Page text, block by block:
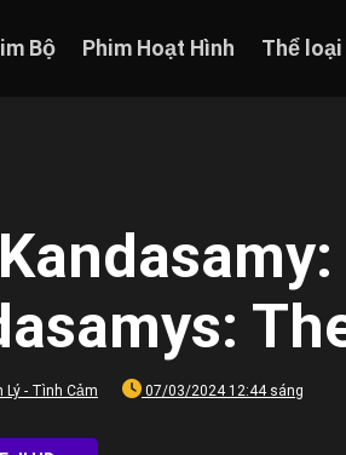
Bộ Phim Hoạt Hình Thể
Lý - Tình Cảm 07/03/2024 12:44 sáng